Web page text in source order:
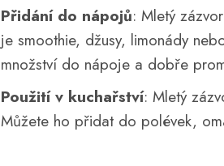
Přidání do nápojů: Mletý
je smoothie, džusy, limonády
množství do nápoje a dobře
Použití v kuchařství: Mletý
Můžete ho přidat do polévek,